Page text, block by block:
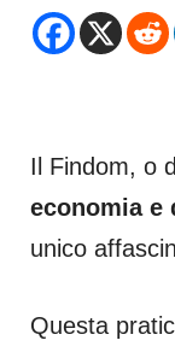
Il Findom, o
economia e
unico
Questa